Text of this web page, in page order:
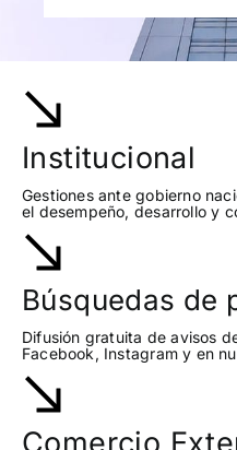
Contacto
Asociate
¡Seguinos en Instagram!
Institucional
Gestiones ante gobierno
el desempeño, desarrollo y
Búsquedas de
Difusión gratuita de avisos
Facebook, Instagram y en